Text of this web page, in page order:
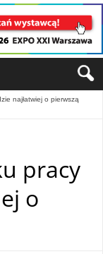
najłatwiej o pierwszą
pracy
o